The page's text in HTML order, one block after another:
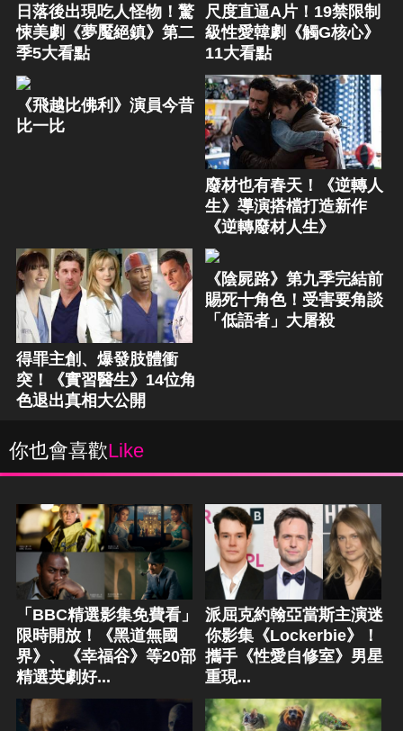
日落後出現吃人怪物！驚
悚美劇《夢魘絕鎮》第二
季5大看點
尺度直逼A片！19禁限制
級性愛韓劇《觸G核心》
11大看點
《飛越比佛利》演員今昔
比一比
廢材也有春天！《逆轉人
生》導演搭檔打造新作
《逆轉廢材人生》
得罪主創、爆發肢體衝
突！《實習醫生》14位角
色退出真相大公開
《陰屍路》第九季完結前
賜死十角色！受害要角談
「低語者」大屠殺
你也會喜歡Like
「BBC精選影集免費看」
限時開放！《黑道無國
界》、《幸福谷》等20部
精選英劇好...
派屈克約翰亞當斯主演迷
你影集《Lockerbie》！
攜手《性愛自修室》男星
重現...